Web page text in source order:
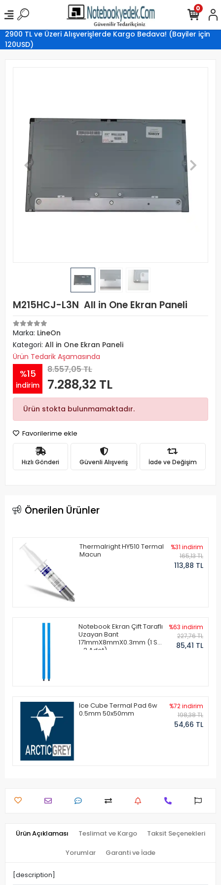
2900 TL ve Üzeri Alışverişlerde Kargo Bedava! (Bayiler için
120USD)
0
M215HCJ-L3N All in One Ekran Paneli
Marka: LineOn
Kategori: All in One Ekran Paneli
Ürün Tedarik Aşamasında
%15
indirim
8.557,05 TL
7.288,32 TL
Ürün stokta bulunmamaktadır.
Favorilerime ekle
Hızlı Gönderi Güvenli Alışveriş İade ve Değişim
Önerilen Ürünler
Thermalright HY510 Termal
Macun
%31 indirim
165,13 TL
113,88 TL
Notebook Ekran Çift Taraflı
Uzayan Bant
171mmX8mmX0.3mm (1 Set
- 2 Adet)
%63 indirim
227,76 TL
85,41 TL
Ice Cube Termal Pad 6w
0.5mm 50x50mm
%72 indirim
198,38 TL
54,66 TL
Ürün Açıklaması Teslimat ve Kargo Taksit Seçenekleri
Yorumlar Garanti ve İade
[description]